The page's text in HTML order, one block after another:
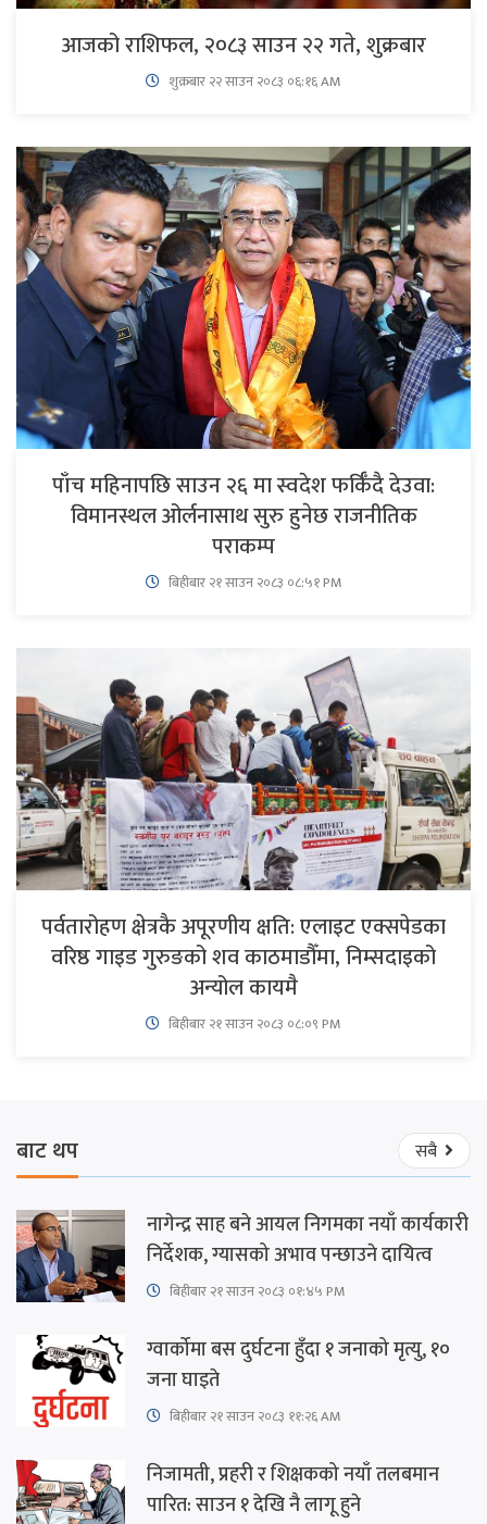
आजको राशिफल, २०८३ साउन २२ गते, शुक्रबार
शुक्रबार​ २२ साउन २०८३ ०६:१६ AM
पाँच महिनापछि साउन २६ मा स्वदेश फर्किँदै देउवा:
विमानस्थल ओर्लनासाथ सुरु हुनेछ राजनीतिक
पराकम्प
बिहीबार २१ साउन २०८३ ०८:५१ PM
पर्वतारोहण क्षेत्रकै अपूरणीय क्षति: एलाइट एक्सपेडका
वरिष्ठ गाइड गुरुङको शव काठमाडौँमा, निम्सदाइको
अन्योल कायमै
बिहीबार २१ साउन २०८३ ०८:०९ PM
बाट थप सबै
नागेन्द्र साह बने आयल निगमका नयाँ कार्यकारी
निर्देशक, ग्यासको अभाव पन्छाउने दायित्व
बिहीबार २१ साउन २०८३ ०१:४५ PM
ग्वार्कोमा बस दुर्घटना हुँदा १ जनाको मृत्यु, १०
जना घाइते
बिहीबार २१ साउन २०८३ ११:२६ AM
निजामती, प्रहरी र शिक्षकको नयाँ तलबमान
पारित: साउन १ देखि नै लागू हुने